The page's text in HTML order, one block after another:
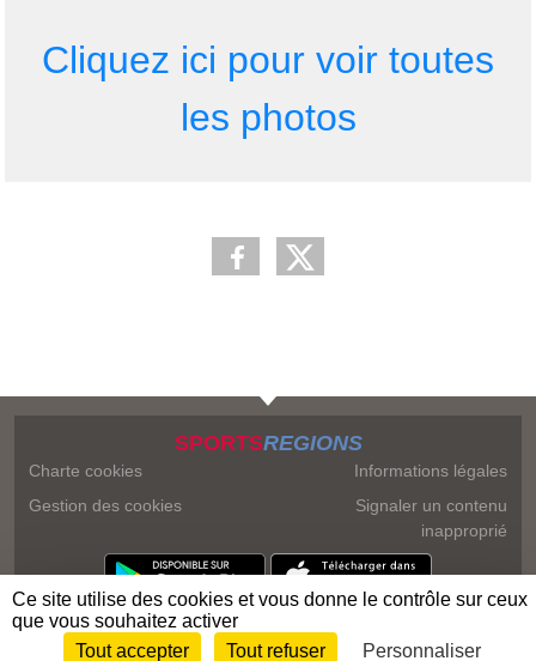
Cliquez ici pour voir toutes
les photos
SPORTSREGIONS
Charte cookies
Gestion des cookies
Informations légales
Signaler un contenu
inapproprié
Envie de participer ? Connexion
Ce site utilise des cookies et vous donne le contrôle sur ceux
que vous souhaitez activer
Tout accepter
Tout refuser Personnaliser